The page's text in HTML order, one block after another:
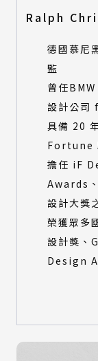
Ralph
德國慕尼
監
曾任
設計公司
具備 20
Fortune
擔任 iF
Awards
設計大獎
榮獲眾多
設計獎
Design